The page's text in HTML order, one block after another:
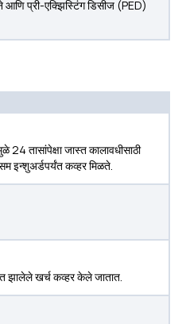
आणि प्री-एक्झिस्टिंग डिसीज (PED)
24 तासांपेक्षा जास्त कालावधीसाठी
इन्शुअर्डपर्यंत कव्हर मिळते.
झालेले खर्च कव्हर केले जातात.